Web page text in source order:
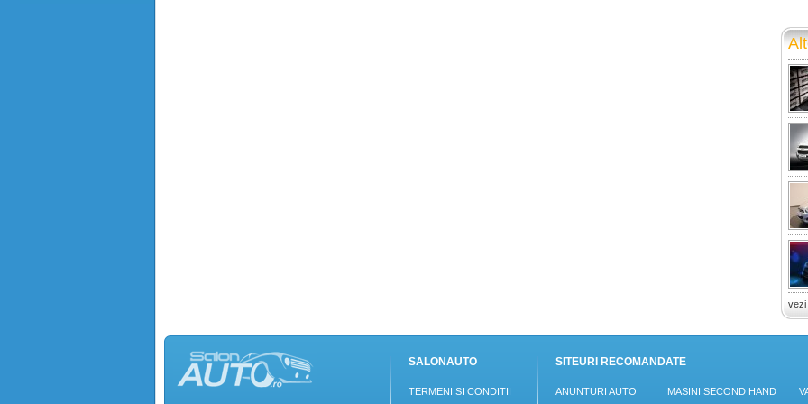
vezi
SALONAUTO
TERMENI SI CONDITII
SITEURI RECOMANDATE
ANUNTURI AUTO MASINI SECOND HAND